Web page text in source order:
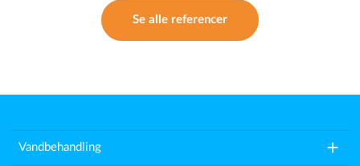
Se alle referencer
Vandbehandling add